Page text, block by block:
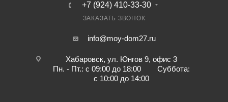
+7 (924) 410-33-30
ЗАКАЗАТЬ ЗВОНОК
info@moy-dom27.ru
Хабаровск, ул. Юнгов 9, офис 3
Пн. - Пт.: с 09:00 до 18:00 Суббота:
с 10:00 до 14:00